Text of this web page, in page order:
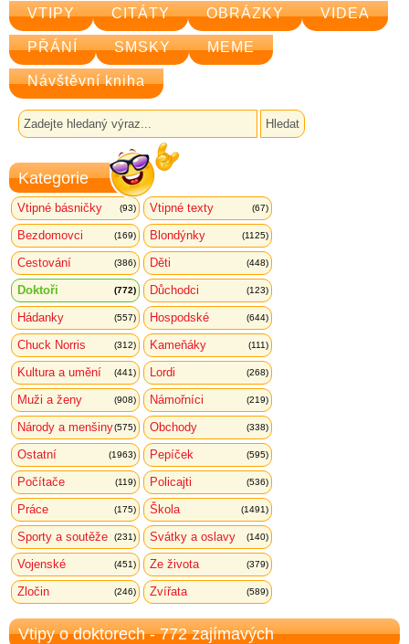
VTIPY CITÁTY OBRÁZKY VIDEA
PŘÁNÍ SMSKY MEME
Návštěvní kniha
Kategorie
Vtipné básničky (93) Vtipné texty (67)
Bezdomovci (169) Blondýnky (1125)
Cestování (386) Děti (448)
Doktoři (772) Důchodci (123)
Hádanky (557) Hospodské (644)
Chuck Norris (312) Kameňáky (111)
Kultura a umění (441) Lordi (268)
Muži a ženy (908) Námořníci (219)
Národy a menšiny(575) Obchody (338)
Ostatní (1963) Pepíček (595)
Počítače (119) Policajti (536)
Práce (175) Škola (1491)
Sporty a soutěže (231) Svátky a oslavy (140)
Vojenské (451) Ze života (379)
Zločin (246) Zvířata (589)
Vtipy o doktorech - 772 zajímavých